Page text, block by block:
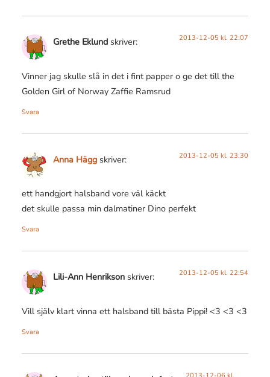
Grethe Eklund skriver: 2013-12-05 kl. 22:07
Vinner jag skulle slå in det i fint papper o ge det till the
Golden Girl of Norway Zaffie Ramsrud
Svara
Anna Hägg skriver: 2013-12-05 kl. 23:30
ett handgjort halsband vore väl käckt
det skulle passa min dalmatiner Dino perfekt
Svara
Lili-Ann Henrikson skriver: 2013-12-05 kl. 22:54
Vill själv klart vinna ett halsband till bästa Pippi! <3 <3 <3
Svara